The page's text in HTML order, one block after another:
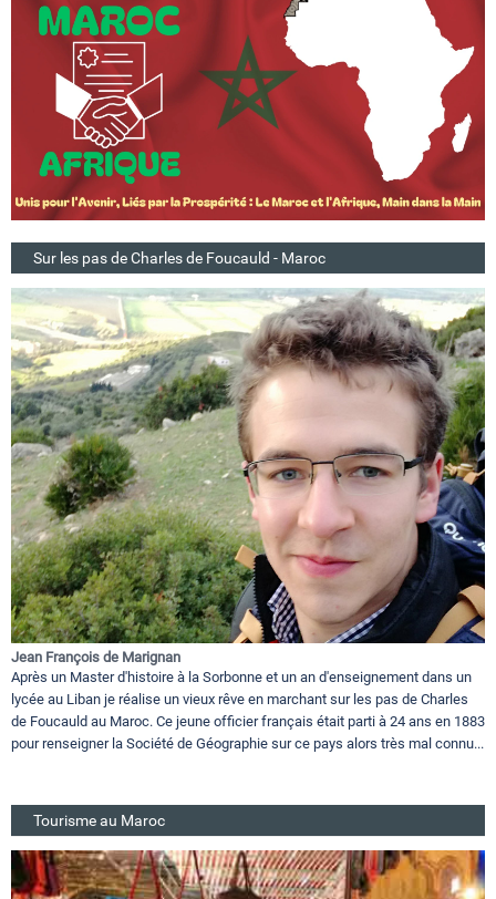
Sur les pas de Charles de Foucauld - Maroc
Jean François de Marignan
Après un Master d'histoire à la Sorbonne et un an d'enseignement dans un
lycée au Liban je réalise un vieux rêve en marchant sur les pas de Charles
de Foucauld au Maroc. Ce jeune officier français était parti à 24 ans en 1883
pour renseigner la Société de Géographie sur ce pays alors très mal connu...
Tourisme au Maroc